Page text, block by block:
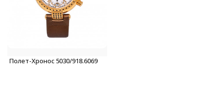
Полет-Хронос 5030/918.6069